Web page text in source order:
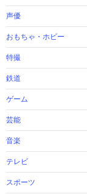
声優
おもちゃ・ホビー
特撮
鉄道
ゲーム
芸能
音楽
テレビ
スポーツ